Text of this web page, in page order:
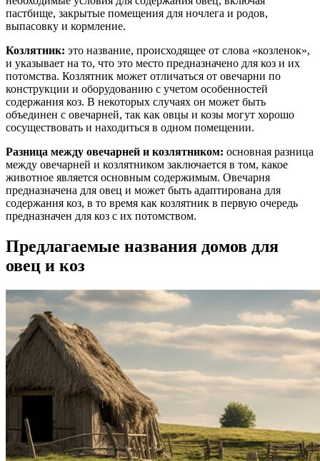
пастбище, закрытые помещения для ночлега и родов,
выпасовку и кормление.
Козлятник: это название, происходящее от слова «козленок»,
и указывает на то, что это место предназначено для коз и их
потомства. Козлятник может отличаться от овечарни по
конструкции и оборудованию с учетом особенностей
содержания коз. В некоторых случаях он может быть
объединен с овечарней, так как овцы и козы могут хорошо
сосуществовать и находиться в одном помещении.
Разница между овечарней и козлятником: основная разница
между овечарней и козлятником заключается в том, какое
животное является основным содержимым. Овечарня
предназначена для овец и может быть адаптирована для
содержания коз, в то время как козлятник в первую очередь
предназначен для коз с их потомством.
Предлагаемые названия домов для
овец и коз